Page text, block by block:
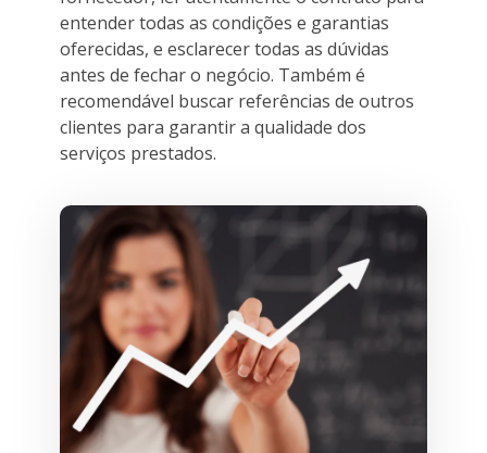
entender todas as condições e garantias
oferecidas, e esclarecer todas as dúvidas
antes de fechar o negócio. Também é
recomendável buscar referências de outros
clientes para garantir a qualidade dos
serviços prestados.